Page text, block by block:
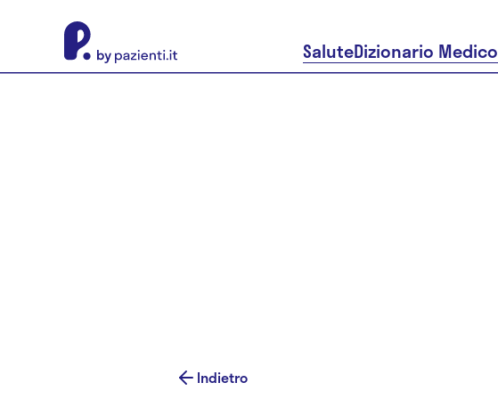
SaluteDizionario Medico
Indietro